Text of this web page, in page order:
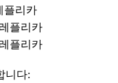
플리카
플리카
플리카
니다: